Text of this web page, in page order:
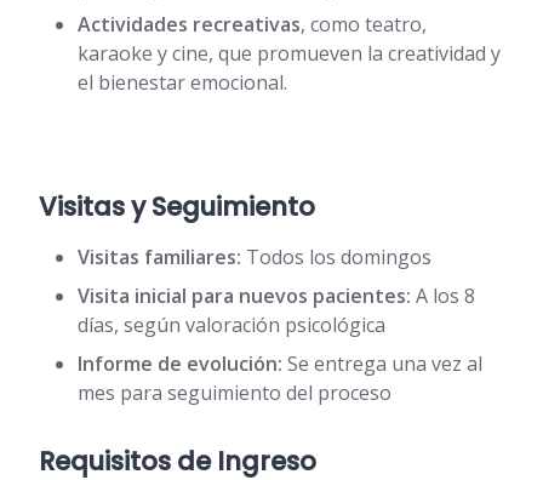
Actividades recreativas, como teatro,
karaoke y cine, que promueven la creatividad y
el bienestar emocional.
Visitas y Seguimiento
Visitas familiares: Todos los domingos
Visita inicial para nuevos pacientes: A los 8
días, según valoración psicológica
Informe de evolución: Se entrega una vez al
mes para seguimiento del proceso
Requisitos de Ingreso